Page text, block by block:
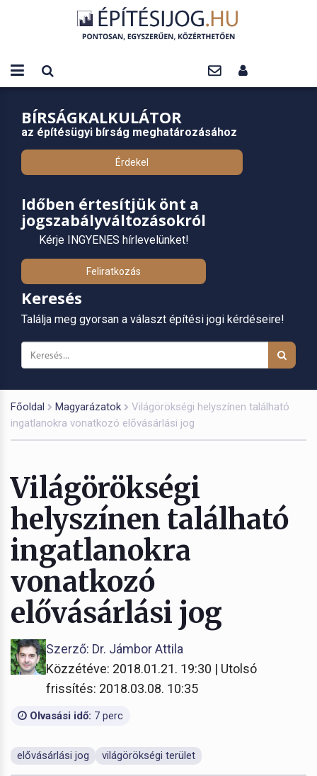
BÍRSÁGKALKULÁTOR
az építésügyi bírság meghatározásához
Érdekel
Időben értesítjük önt a
jogszabályváltozásokról
Kérje INGYENES hírlevelünket!
Feliratkozás
Keresés
Találja meg gyorsan a választ építési jogi kérdéseire!
Főoldal Magyarázatok
Világörökségi helyszínen található
ingatlanokra vonatkozó elővásárlási jog
Világörökségi
helyszínen található
ingatlanokra
vonatkozó
elővásárlási jog
Szerző: Dr. Jámbor Attila
Közzétéve: 2018.01.21. 19:30 | Utolsó
frissítés: 2018.03.08. 10:35
Olvasási idő: 7 perc
elővásárlási jog világörökségi terület